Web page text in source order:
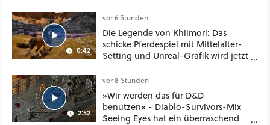
0:42
vor 6 Stunden
Die Legende von Khiimori: Das
schicke Pferdespiel mit Mittelalter-
Setting und Unreal-Grafik wird jetzt
2:52
vor 8 Stunden
»Wir werden das für D&D
benutzen« - Diablo-Survivors-Mix
Seeing Eyes hat ein überraschend